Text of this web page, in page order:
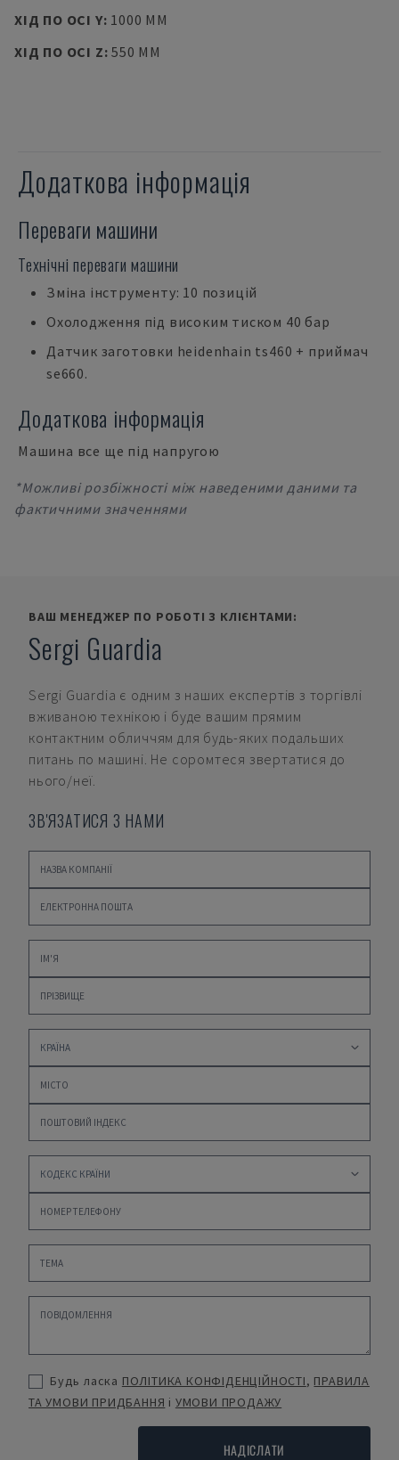
ХІД ПО ОСІ Y: 1000 MM
ХІД ПО ОСІ Z:550 MM
Додаткова інформація
Переваги машини
Технічні переваги машини
Зміна інструменту: 10 позицій
Охолодження під високим тиском 40 бар
Датчик заготовки heidenhain ts460 + приймач
se660.
Додаткова інформація
Машина все ще під напругою
*Можливі розбіжності між наведеними даними та
фактичними значеннями
ВАШ МЕНЕДЖЕР ПО РОБОТІ З КЛІЄНТАМИ:
Sergi Guardia
Sergi Guardia є одним з наших експертів з торгівлі
вживаною технікою і буде вашим прямим
контактним обличчям для будь-яких подальших
питань по машині. Не соромтеся звертатися до
нього/неї.
ЗВ'ЯЗАТИСЯ З НАМИ
Будь ласка ПОЛІТИКА КОНФІДЕНЦІЙНОСТІ, ПРАВИЛА
ТА УМОВИ ПРИДБАННЯ і УМОВИ ПРОДАЖУ
НАДІСЛАТИ